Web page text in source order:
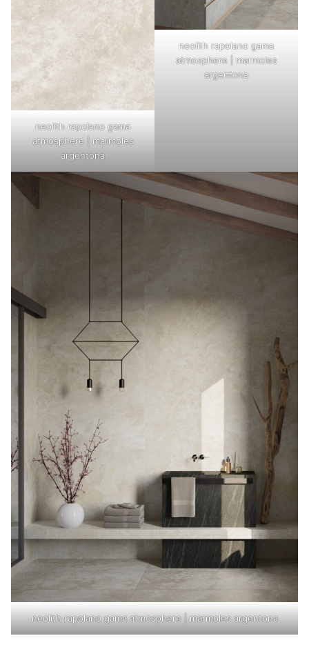
neolith rapolano gama
atmosphere | marmoles
argentona
neolith rapolano gama
atmosphere | marmoles
argentona
neolith rapolano gama atmosphere | marmoles argentona